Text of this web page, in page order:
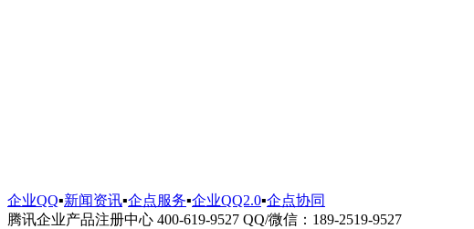
企业QQ▪新闻资讯▪企点服务▪企业QQ2.0▪企点协同
腾讯企业产品注册中心 400-619-9527 QQ/微信：189-2519-9527